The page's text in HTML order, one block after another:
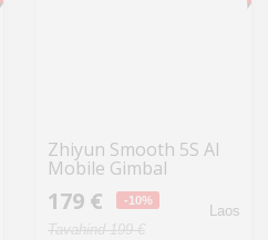
Zhiyun Smooth 5S AI
Mobile Gimbal
179 € -10%
Tavahind 199 €
Laos